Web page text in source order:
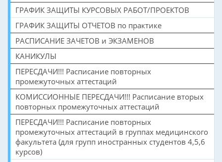
ГРАФИК ЗАЩИТЫ КУРСОВЫХ РАБОТ/ПРОЕКТОВ
ГРАФИК ЗАЩИТЫ ОТЧЕТОВ по практике
РАСПИСАНИЕ ЗАЧЕТОВ и ЭКЗАМЕНОВ
КАНИКУЛЫ
ПЕРЕСДАЧИ!!! Расписание повторных
промежуточных аттестаций
КОМИССИОННЫЕ ПЕРЕСДАЧИ!!! Расписание вторых
повторных промежуточных аттестаций
ПЕРЕСДАЧИ!!! Расписание повторных
промежуточных аттестаций в группах медицинского
факультета (для групп иностранных студентов 4,5,6
курсов)